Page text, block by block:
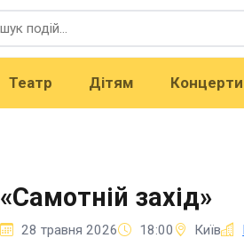
Театр Дітям Концерти
«Самотній захід»
28 травня 2026 18:00 Київ